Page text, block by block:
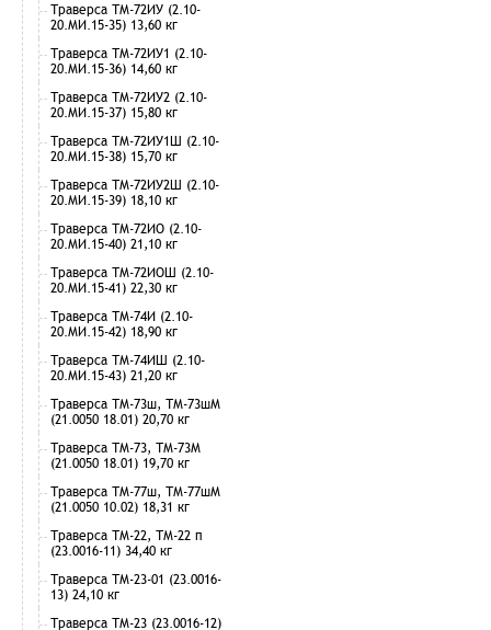
Траверса ТМ-72ИУ (2.10-
20.МИ.15-35) 13,60 кг
Траверса ТМ-72ИУ1 (2.10-
20.МИ.15-36) 14,60 кг
Траверса ТМ-72ИУ2 (2.10-
20.МИ.15-37) 15,80 кг
Траверса ТМ-72ИУ1Ш (2.10-
20.МИ.15-38) 15,70 кг
Траверса ТМ-72ИУ2Ш (2.10-
20.МИ.15-39) 18,10 кг
Траверса ТМ-72ИО (2.10-
20.МИ.15-40) 21,10 кг
Траверса ТМ-72ИОШ (2.10-
20.МИ.15-41) 22,30 кг
Траверса ТМ-74И (2.10-
20.МИ.15-42) 18,90 кг
Траверса ТМ-74ИШ (2.10-
20.МИ.15-43) 21,20 кг
Траверса ТМ-73ш, ТМ-73шМ
(21.0050 18.01) 20,70 кг
Траверса ТМ-73, ТМ-73М
(21.0050 18.01) 19,70 кг
Траверса ТМ-77ш, ТМ-77шМ
(21.0050 10.02) 18,31 кг
Траверса ТМ-22, ТМ-22 п
(23.0016-11) 34,40 кг
Траверса ТМ-23-01 (23.0016-
13) 24,10 кг
Траверса ТМ-23 (23.0016-12)